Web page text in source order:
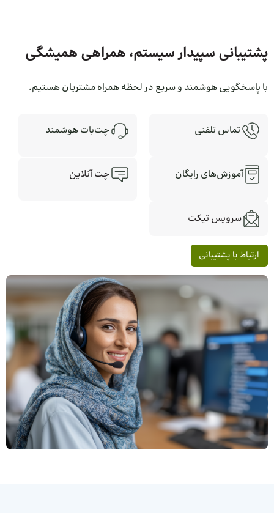
پشتیبانی سپیدار سیستم، همراهی همیشگی
با پاسخگویی هوشمند و سریع در لحظه همراه مشتریان هستیم.
تماس تلفنی چت‌بات هوشمند
آموزش‌های رایگان چت آنلاین
سرویس تیکت
ارتباط با پشتیبانی